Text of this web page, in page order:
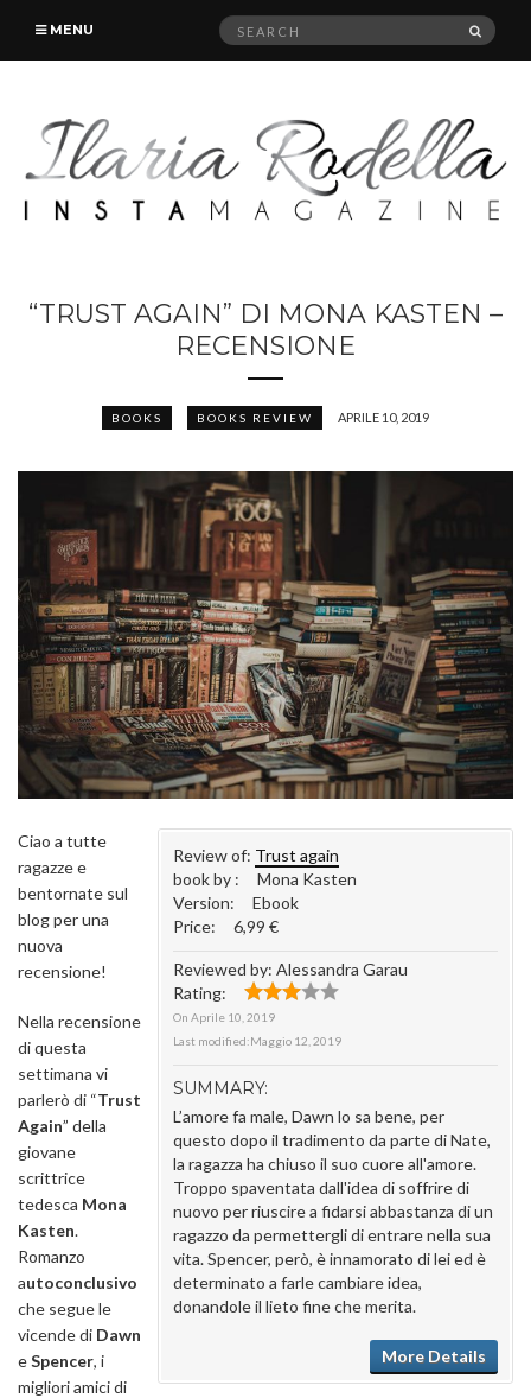
MENU
Search
“TRUST AGAIN” DI MONA KASTEN –
RECENSIONE
BOOKS BOOKS REVIEW APRILE 10, 2019
Review of: Trust again
book by :
Mona Kasten
Version:
Ebook
Price:
6,99 €
Reviewed by: Alessandra Garau
Rating:
On Aprile 10, 2019
Last modified:Maggio 12, 2019
SUMMARY:
L’amore fa male, Dawn lo sa bene, per
questo dopo il tradimento da parte di Nate,
la ragazza ha chiuso il suo cuore all'amore.
Troppo spaventata dall'idea di soffrire di
nuovo per riuscire a fidarsi abbastanza di un
ragazzo da permettergli di entrare nella sua
vita. Spencer, però, è innamorato di lei ed è
determinato a farle cambiare idea,
donandole il lieto fine che merita.
More Details
Ciao a tutte
ragazze e
bentornate sul
blog per una
nuova
recensione!
Nella recensione
di questa
settimana vi
parlerò di “Trust
Again” della
giovane
scrittrice
tedesca Mona
Kasten.
Romanzo
autoconclusivo
che segue le
vicende di Dawn
eSpencer, i
migliori amici di